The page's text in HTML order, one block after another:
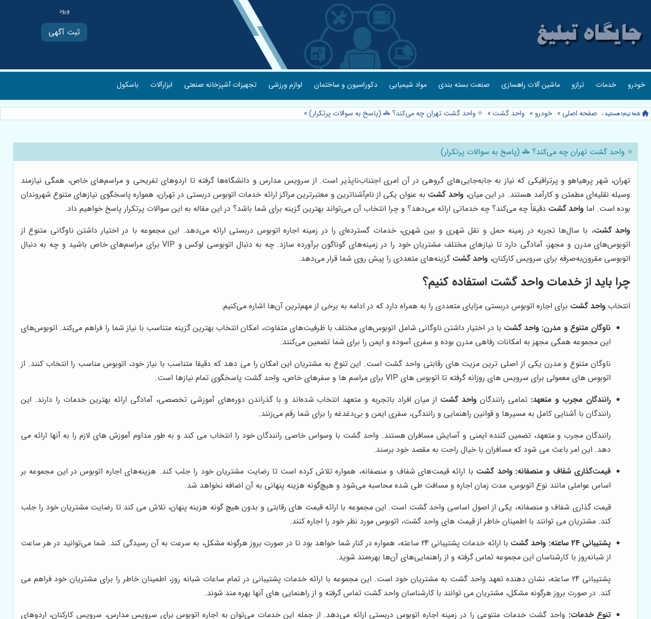
ثبت آگهی
خودرو خدمات ترازو ماشین آلات راهسازی صنعت بسته بندی مواد شیمیایی دکوراسیون و ساختمان لوازم ورزشی تجهیزات آشپزخانه صنعتی ابزارآلات باسکول
صفحه اصلی » خودرو » واحد گشت» ⭐️ واحد گشت تهران چه می‌کند؟ 🚓 (پاسخ به سوالات پرتکرار)»
⭐️ واحد گشت تهران چه می‌کند؟ 🚓 (پاسخ به سوالات پرتکرار)
تهران، شهر پرهیاهو و پرترافیکی که نیاز به جابه‌جایی‌های گروهی در آن امری اجتناب‌ناپذیر است. از سرویس مدارس و دانشگاه‌ها گرفته تا اردوهای تفریحی و مراسم‌های خاص، همگی نیازمند
وسیله نقلیه‌ای مطمئن و کارآمد هستند. در این میان،واحد گشت به عنوان یکی از نام‌آشناترین و معتبرترین مراکز ارائه خدمات اتوبوس دربستی در تهران، همواره پاسخگوی نیازهای متنوع شهروندان
بوده است. اما واحد گشت دقیقاً چه می‌کند؟ چه خدماتی ارائه می‌دهد؟ و چرا انتخاب آن می‌تواند بهترین گزینه برای شما باشد؟ در این مقاله به این سوالات پرتکرار پاسخ خواهیم داد.
واحد گشت، با سال‌ها تجربه در زمینه حمل و نقل شهری و بین شهری، خدمات گسترده‌ای را در زمینه اجاره اتوبوس دربستی ارائه می‌دهد. این مجموعه با در اختیار داشتن ناوگانی متنوع از
اتوبوس‌های مدرن و مجهز، آمادگی دارد تا نیازهای مختلف مشتریان خود را در زمینه‌های گوناگون برآورده سازد. چه به دنبال اتوبوسی لوکس و VIP برای مراسم‌های خاص باشید و چه به دنبال
اتوبوسی مقرون‌به‌صرفه برای سرویس کارکنان، واحد گشت گزینه‌های متعددی را پیش روی شما قرار می‌دهد.
چرا باید از خدمات واحد گشت استفاده کنیم؟
انتخاب واحد گشت برای اجاره اتوبوس دربستی مزایای متعددی را به همراه دارد که در ادامه به برخی از مهم‌ترین آن‌ها اشاره می‌کنیم:
ناوگان متنوع و مدرن: واحد گشت با در اختیار داشتن ناوگانی شامل اتوبوس‌های مختلف با ظرفیت‌های متفاوت، امکان انتخاب بهترین گزینه متناسب با نیاز شما را فراهم می‌کند. اتوبوس‌های
این مجموعه همگی مجهز به امکانات رفاهی مدرن بوده و سفری آسوده و ایمن را برای شما تضمین می‌کنند.
ناوگان متنوع و مدرن یکی از اصلی ترین مزیت های رقابتی واحد گشت است. این تنوع به مشتریان این امکان را می دهد که دقیقا متناسب با نیاز خود، اتوبوس مناسب را انتخاب کنند. از
اتوبوس های معمولی برای سرویس های روزانه گرفته تا اتوبوس های VIP برای مراسم ها و سفرهای خاص، واحد گشت پاسخگوی تمام نیازها است.
رانندگان مجرب و متعهد: تمامی رانندگان واحد گشت از میان افراد باتجربه و متعهد انتخاب شده‌اند و با گذراندن دوره‌های آموزشی تخصصی، آمادگی ارائه بهترین خدمات را دارند. این
رانندگان با آشنایی کامل به مسیرها و قوانین راهنمایی و رانندگی، سفری ایمن و بی‌دغدغه را برای شما رقم می‌زنند.
رانندگان مجرب و متعهد، تضمین کننده ایمنی و آسایش مسافران هستند. واحد گشت با وسواس خاصی رانندگان خود را انتخاب می کند و به طور مداوم آموزش های لازم را به آنها ارائه می
دهد. این امر باعث می شود که مسافران با خیال راحت به مقصد خود برسند.
قیمت‌گذاری شفاف و منصفانه: واحد گشت با ارائه قیمت‌های شفاف و منصفانه، همواره تلاش کرده است تا رضایت مشتریان خود را جلب کند. هزینه‌های اجاره اتوبوس در این مجموعه بر
اساس عواملی مانند نوع اتوبوس، مدت زمان اجاره و مسافت طی شده محاسبه می‌شود و هیچ‌گونه هزینه پنهانی به آن اضافه نخواهد شد.
قیمت گذاری شفاف و منصفانه، یکی از اصول اساسی واحد گشت است. این مجموعه با ارائه قیمت های رقابتی و بدون هیچ گونه هزینه پنهان، تلاش می کند تا رضایت مشتریان خود را جلب
کند. مشتریان می توانند با اطمینان خاطر از قیمت های واحد گشت، اتوبوس مورد نظر خود را اجاره کنند.
پشتیبانی 24 ساعته:
واحد گشت
با ارائه خدمات پشتیبانی 24 ساعته، همواره در کنار شما خواهد بود تا در صورت بروز هرگونه مشکل، به سرعت به آن رسیدگی کند. شما می‌توانید در هر ساعت
از شبانه‌روز با کارشناسان این مجموعه تماس گرفته و از راهنمایی‌های آن‌ها بهره‌مند شوید.
پشتیبانی 24 ساعته، نشان دهنده تعهد واحد گشت به مشتریان خود است. این مجموعه با ارائه خدمات پشتیبانی در تمام ساعات شبانه روز، اطمینان خاطر را برای مشتریان خود فراهم می
کند. در صورت بروز هرگونه مشکل، مشتریان می توانند با کارشناسان واحد گشت تماس گرفته و از راهنمایی های آنها بهره مند شوند.
تنوع خدمات: واحد گشت خدمات متنوعی را در زمینه اجاره اتوبوس دربستی ارائه می‌دهد. از جمله این خدمات می‌توان به اجاره اتوبوس برای سرویس مدارس، سرویس کارکنان، اردوهای